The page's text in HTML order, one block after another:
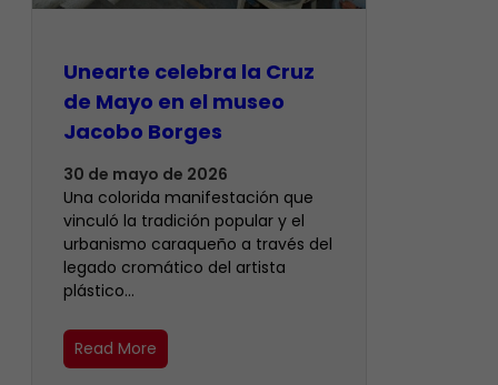
Unearte celebra la Cruz
de Mayo en el museo
Jacobo Borges
30 de mayo de 2026
Una colorida manifestación que
vinculó la tradición popular y el
urbanismo caraqueño a través del
legado cromático del artista
plástico…
Read More